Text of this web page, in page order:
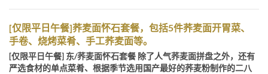
[仅限平日午餐]荞麦面怀石套餐，包括5件荞麦面开胃菜、
手卷、烧烤菜肴、手工荞麦面等。
[仅限平日午餐] 东/荞麦面怀石套餐 除了人气荞麦面拼盘之外，还有
严选食材的单点菜肴、根据季节选用国产最好的荞麦粉制作的二八